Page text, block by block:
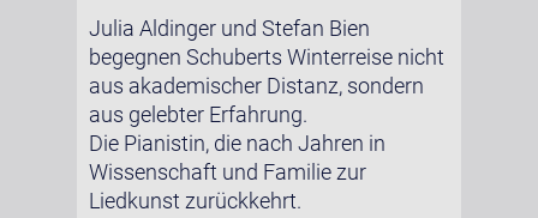
Julia Aldinger und Stefan Bien
begegnen Schuberts Winterreise nicht
aus akademischer Distanz, sondern
aus gelebter Erfahrung.
Die Pianistin, die nach Jahren in
Wissenschaft und Familie zur
Liedkunst zurückkehrt.